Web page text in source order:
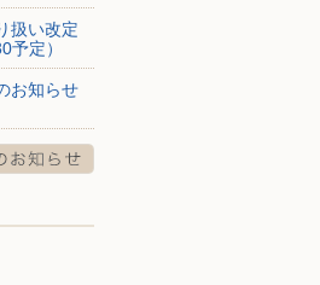
扱い改定
予定）
お知らせ